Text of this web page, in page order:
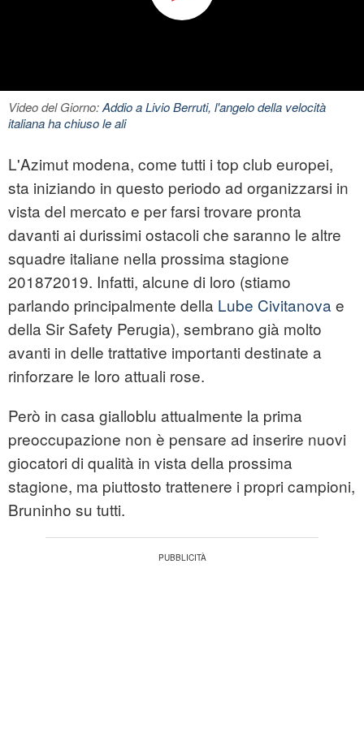
Video del Giorno:Addio a Livio Berruti, l'angelo della velocità
italiana ha chiuso le ali
L'Azimut modena, come tutti i top club europei,
sta iniziando in questo periodo ad organizzarsi in
vista del mercato e per farsi trovare pronta
davanti ai durissimi ostacoli che saranno le altre
squadre italiane nella prossima stagione
201872019. Infatti, alcune di loro (stiamo
parlando principalmente della Lube Civitanova e
della Sir Safety Perugia), sembrano già molto
avanti in delle trattative importanti destinate a
rinforzare le loro attuali rose.
Però in casa gialloblu attualmente la prima
preoccupazione non è pensare ad inserire nuovi
giocatori di qualità in vista della prossima
stagione, ma piuttosto trattenere i propri campioni,
Bruninho su tutti.